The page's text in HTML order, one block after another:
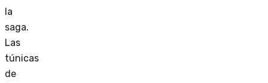
la
saga.
Las
túnicas
de